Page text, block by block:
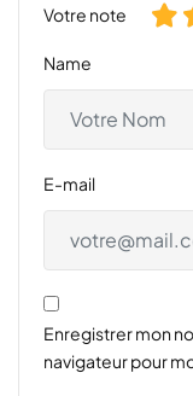
Votre note
Name
E-mail
Enregistrer mon
navigateur pour